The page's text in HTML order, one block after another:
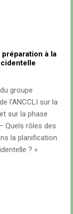
préparation à la
groupe
l’ANCCLI sur la
sur la phase
Quels rôles des
la planification
? »